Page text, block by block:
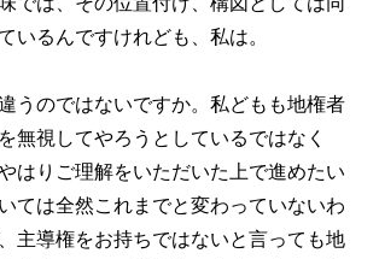
いるんですけれども、私は。
うのではないですか。私どもも地権者
無視してやろうとしているではなく
はりご理解をいただいた上で進めたい
ては全然これまでと変わっていないわ
主導権をお持ちではないと言っても地